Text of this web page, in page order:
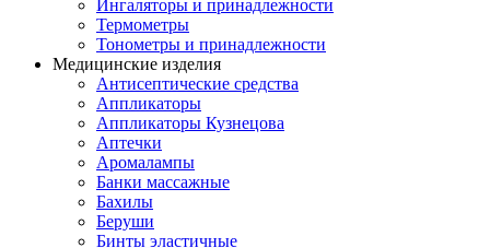
Ингаляторы и принадлежности
Термометры
Тонометры и принадлежности
Медицинские изделия
Антисептические средства
Аппликаторы
Аппликаторы Кузнецова
Аптечки
Аромалампы
Банки массажные
Бахилы
Беруши
Бинты эластичные